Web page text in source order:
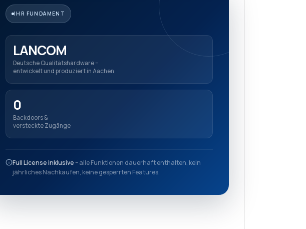
IHR FUNDAMENT
LANCOM
Deutsche Qualitätshardware –
entwickelt und produziert in Aachen
0
Backdoors &
versteckte Zugänge
Full License inklusive– alle Funktionen dauerhaft enthalten, kein
jährliches Nachkaufen, keine gesperrten Features.